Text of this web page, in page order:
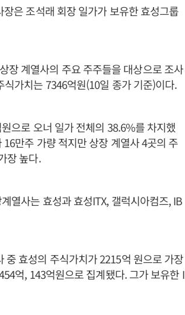
은 조석래 회장 일가가 보유한 효성그룹
장 계열사의 주요 주주들을 대상으로 조사
가치는 7346억원(10일 종가 기준)이다.
으로 오너 일가 전체의 38.6%를 차지했
만주 가량 적지만 상장 계열사 4곳의 주
장 높다.
열사는 효성과 효성ITX, 갤럭시아컴즈, IB
효성의 주식가치가 2215억 원으로 가장
억, 143억원으로 집계됐다. 그가 보유한 I